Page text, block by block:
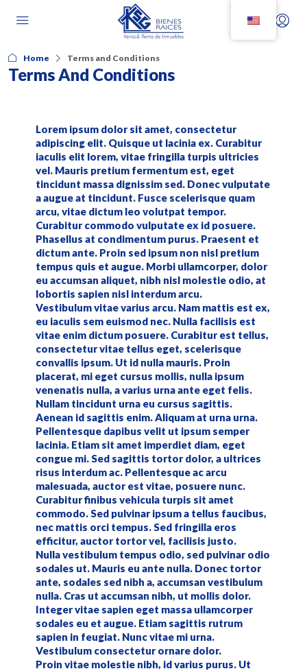
Home Terms and Conditions
Terms And Conditions
Lorem ipsum dolor sit amet, consectetur
adipiscing elit. Quisque ut lacinia ex. Curabitur
iaculis elit lorem, vitae fringilla turpis ultricies
vel. Mauris pretium fermentum est, eget
tincidunt massa dignissim sed. Donec vulputate
a augue at tincidunt. Fusce scelerisque quam
arcu, vitae dictum leo volutpat tempor.
Curabitur commodo vulputate ex id posuere.
Phasellus at condimentum purus. Praesent et
dictum ante. Proin sed ipsum non nisl pretium
tempus quis et augue. Morbi ullamcorper, dolor
eu accumsan aliquet, nibh nisl molestie odio, at
lobortis sapien nisl interdum arcu.
Vestibulum vitae varius arcu. Nam mattis est ex,
eu iaculis sem euismod nec. Nulla facilisis est
vitae enim dictum posuere. Curabitur est tellus,
consectetur vitae tellus eget, scelerisque
convallis ipsum. Ut id nulla mauris. Proin
placerat, mi eget cursus mollis, nulla ipsum
venenatis nulla, a varius urna ante eget felis.
Nullam tincidunt urna eu cursus sagittis.
Aenean id sagittis enim. Aliquam at urna urna.
Pellentesque dapibus velit ut ipsum semper
lacinia. Etiam sit amet imperdiet diam, eget
congue mi. Sed sagittis tortor dolor, a ultrices
risus interdum ac. Pellentesque ac arcu
malesuada, auctor est vitae, posuere nunc.
Curabitur finibus vehicula turpis sit amet
commodo. Sed pulvinar ipsum a tellus faucibus,
nec mattis orci tempus. Sed fringilla eros
efficitur, auctor tortor vel, facilisis justo.
Nulla vestibulum tempus odio, sed pulvinar odio
sodales ut. Mauris eu ante nulla. Donec tortor
ante, sodales sed nibh a, accumsan vestibulum
nulla. Cras ut accumsan nibh, ut mollis dolor.
Integer vitae sapien eget massa ullamcorper
sodales eu et augue. Etiam sagittis rutrum
sapien in feugiat. Nunc vitae mi urna.
Vestibulum consectetur ornare dolor.
Proin vitae molestie nibh, id varius purus. Ut